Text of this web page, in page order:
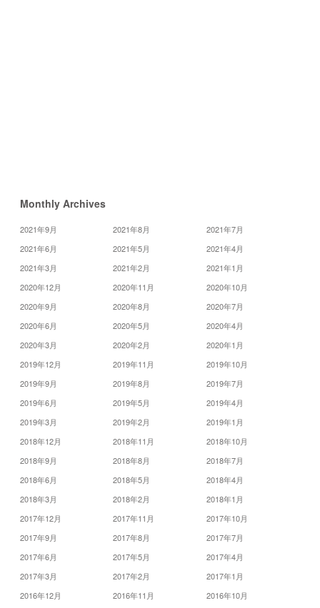
Monthly Archives
2021年9月 2021年8月
2021年7月
2021年6月
2021年5月
2021年4月
2021年3月
2021年2月
2021年1月
2020年12月
2020年11月
2020年10月
2020年9月
2020年8月
2020年7月
2020年6月
2020年5月
2020年4月
2020年3月
2020年2月
2020年1月
2019年12月
2019年11月
2019年10月
2019年9月
2019年8月
2019年7月
2019年6月
2019年5月
2019年4月
2019年3月
2019年2月
2019年1月
2018年12月
2018年11月
2018年10月
2018年9月
2018年8月
2018年7月
2018年6月
2018年5月
2018年4月
2018年3月
2018年2月
2018年1月
2017年12月
2017年11月
2017年10月
2017年9月
2017年8月
2017年7月
2017年6月
2017年5月
2017年4月
2017年3月
2017年2月
2017年1月
2016年12月
2016年11月
2016年10月